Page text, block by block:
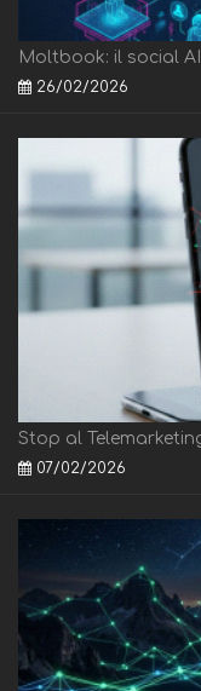
Moltbook: il social
26/02/2026
Stop al
07/02/2026